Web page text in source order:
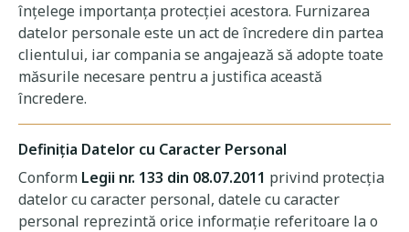
înțelege importanța protecției acestora. Furnizarea
datelor personale este un act de încredere din partea
clientului, iar compania se angajează să adopte toate
măsurile necesare pentru a justifica această
încredere.
Definiția Datelor cu Caracter Personal
Conform Legii nr. 133 din 08.07.2011 privind protecția
datelor cu caracter personal, datele cu caracter
personal reprezintă orice informație referitoare la o